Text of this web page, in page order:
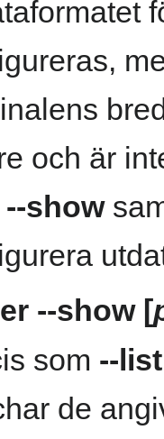
och är
--show
--show[
som --list
de